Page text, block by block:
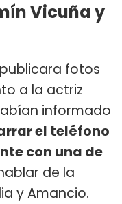
Vicuña y
fotos
a la actriz
informado
el teléfono
con una de
de la
y Amancio.